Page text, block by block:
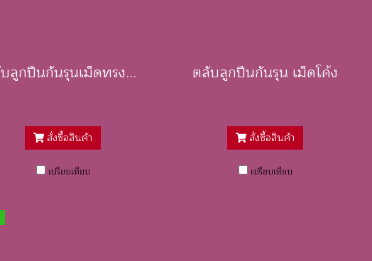
ตลับลูกปืนกันรุนเม็ดทรงกระบอก / Cylindrical Roller Thrust Bearings
สั่งซื้อสินค้า
เปรียบเทียบ
ตลับลูกปืนกันรุน เม็ดโค้ง
สั่งซื้อสินค้า
เปรียบเทียบ